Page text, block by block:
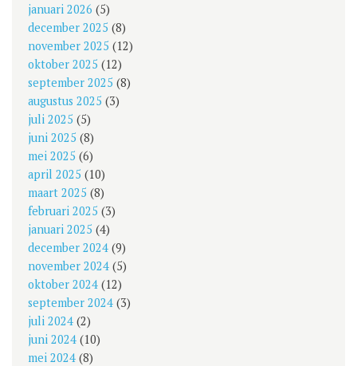
januari 2026 (5)
december 2025 (8)
november 2025 (12)
oktober 2025 (12)
september 2025 (8)
augustus 2025 (3)
juli 2025 (5)
juni 2025 (8)
mei 2025 (6)
april 2025 (10)
maart 2025 (8)
februari 2025 (3)
januari 2025 (4)
december 2024 (9)
november 2024 (5)
oktober 2024 (12)
september 2024 (3)
juli 2024 (2)
juni 2024 (10)
mei 2024 (8)